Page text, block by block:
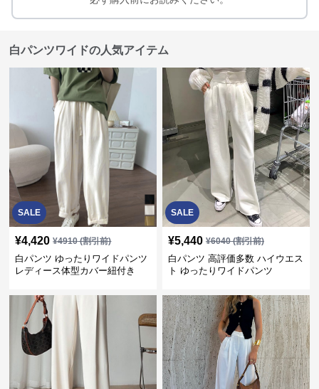
白パンツワイドの人気アイテム
SALE
¥4,420 ¥4910(割引前)
白パンツ ゆったりワイドパンツ
レディース体型カバー紐付き
SALE
¥5,440 ¥6040(割引前)
白パンツ 高評価多数 ハイウエス
ト ゆったりワイドパンツ